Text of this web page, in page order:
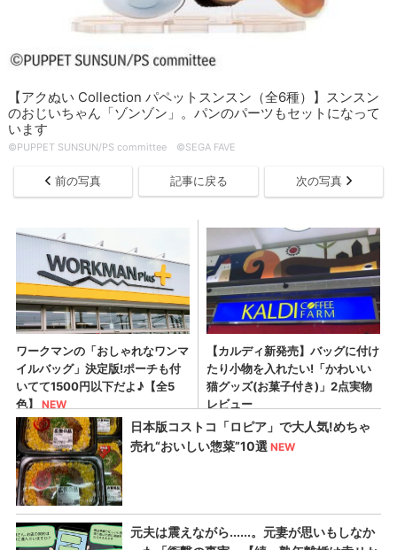
【アクぬい Collection パペットスンスン（全6種）】スンスン
のおじいちゃん「ゾンゾン」。パンのパーツもセットになって
います
©PUPPET SUNSUN/PS committee ©SEGA FAVE
前の写真 記事に戻る 次の写真